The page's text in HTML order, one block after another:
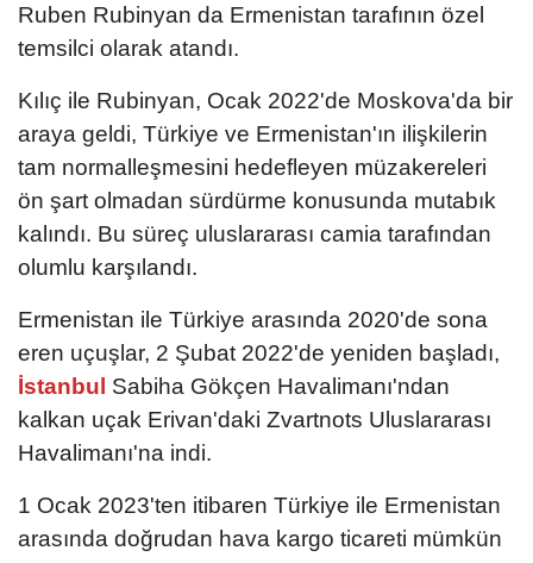
Ruben Rubinyan da Ermenistan tarafının özel
temsilci olarak atandı.
Kılıç ile Rubinyan, Ocak 2022'de Moskova'da bir
araya geldi, Türkiye ve Ermenistan'ın ilişkilerin
tam normalleşmesini hedefleyen müzakereleri
ön şart olmadan sürdürme konusunda mutabık
kalındı. Bu süreç uluslararası camia tarafından
olumlu karşılandı.
Ermenistan ile Türkiye arasında 2020'de sona
eren uçuşlar, 2 Şubat 2022'de yeniden başladı,
İstanbul Sabiha Gökçen Havalimanı'ndan
kalkan uçak Erivan'daki Zvartnots Uluslararası
Havalimanı'na indi.
1 Ocak 2023'ten itibaren Türkiye ile Ermenistan
arasında doğrudan hava kargo ticareti mümkün